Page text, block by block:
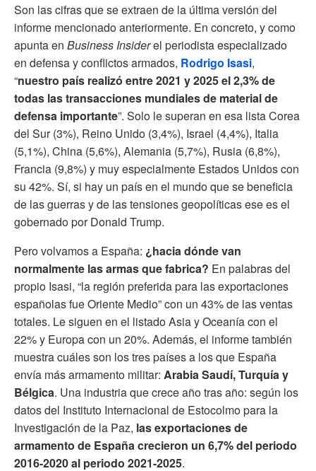
Son las cifras que se extraen de la última versión del
informe mencionado anteriormente. En concreto, y como
apunta en Business Insiderel periodista especializado
en defensa y conflictos armados, Rodrigo Isasi,
“nuestro país realizó entre 2021 y 2025 el 2,3% de
todas las transacciones mundiales de material de
defensa importante”. Solo le superan en esa lista Corea
del Sur (3%), Reino Unido (3,4%), Israel (4,4%), Italia
(5,1%), China (5,6%), Alemania (5,7%), Rusia (6,8%),
Francia (9,8%) y muy especialmente Estados Unidos con
su 42%. Sí, si hay un país en el mundo que se beneficia
de las guerras y de las tensiones geopolíticas ese es el
gobernado por Donald Trump.
Pero volvamos a España: ¿hacia dónde van
normalmente las armas que fabrica? En palabras del
propio Isasi, “la región preferida para las exportaciones
españolas fue Oriente Medio” con un 43% de las ventas
totales. Le siguen en el listado Asia y Oceanía con el
22% y Europa con un 20%. Además, el informe también
muestra cuáles son los tres países a los que España
envía más armamento militar: Arabia Saudí, Turquía y
Bélgica. Una industria que crece año tras año: según los
datos del Instituto Internacional de Estocolmo para la
Investigación de la Paz, las exportaciones de
armamento de España crecieron un 6,7% del periodo
2016-2020 al periodo 2021-2025.